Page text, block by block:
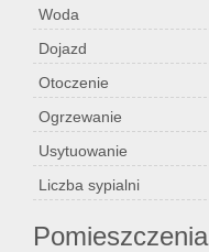
Woda
Dojazd
Otoczenie
Ogrzewanie
Usytuowanie
Liczba sypialni
Pomieszczenia